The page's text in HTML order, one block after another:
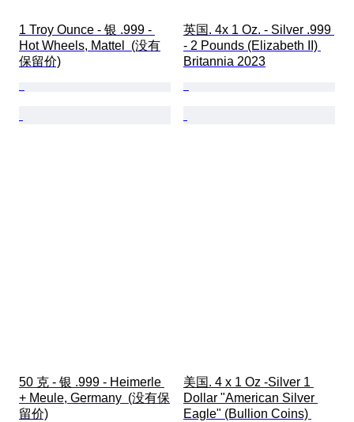
1 Troy Ounce - 银 .999 -
Hot Wheels, Mattel  (没有
保留价)
英国. 4x 1 Oz. - Silver .999
- 2 Pounds (Elizabeth II)
Britannia 2023
50 克 - 银 .999 - Heimerle
+ Meule, Germany  (没有保
留价)
美国. 4 x 1 Oz -Silver 1
Dollar "American Silver
Eagle" (Bullion Coins)